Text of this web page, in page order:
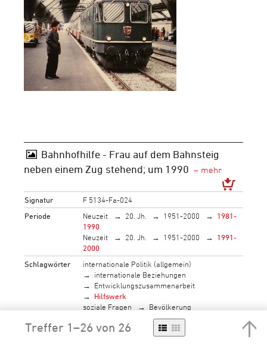
Bahnhofhilfe - Frau auf dem Bahnsteig
neben einem Zug stehend; um 1990
Signatur
F 5134-Fa-024
Periode
Neuzeit 20. Jh. 1951-2000
1981-
1990
Neuzeit
20. Jh. 1951-2000
1991-
2000
Schlagwörter
internationale Politik (allgemein)
internationale Beziehungen
Entwicklungszusammenarbeit
Hilfswerk
soziale Fragen
Bevölkerung
Bevölkerungsaufbau
Altersgliederung
älterer Mensch
Leben in der Gesellschaft
Treffer 1–26 von 26